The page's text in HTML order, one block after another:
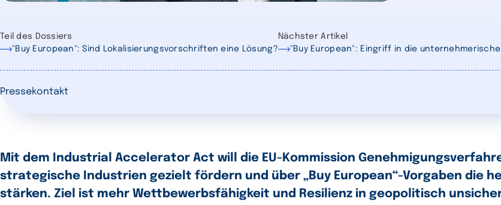
Teil des Dossiers
"Buy European": Sind Lokalisierungsvorschriften eine Lösung?
Nächster Artikel
"Buy European": Eingriff in die
Pressekontakt
Mit dem Industrial Accelerator Act will die EU-Kommission
strategische Industrien gezielt fördern und über „Buy European“-Vorgaben die
stärken. Ziel ist mehr Wettbewerbsfähigkeit und Resilienz in geopolitisch